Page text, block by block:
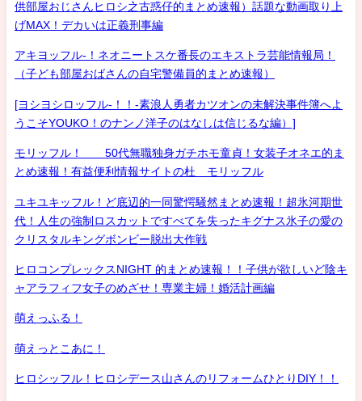
供部屋おじさんヒロシ之古惑仔的まとめ速報）話題な動画取り上
げMAX！デカいは正義刑事編
アキヨッフル-！ネオニートスケ番長のエキストラ芸能情報局！
（子ども部屋おばさんの自宅警備員的まとめ速報）
[ヨシヨシロッフル-！！-素浪人勇者カツオンの未解決事件簿へよ
うこそYOUKO！のナンノ洋子のはなしは信じるな編）]
モリッフル！ 50代無職独身ガチホモ童貞！女装子オネエ的ま
とめ速報！有益便利情報サイトの杜 モリッフル
ユキユキッフル！ど底辺的一同驚愕騒然まとめ速報！超氷河期世
代！人生の強制ロスカットですべてを失ったキグナス氷子の愛の
クリスタルキングボンビー脱出大作戦
ヒロコンプレックスNIGHT 的まとめ速報！！子供が欲しいど陰キ
ャアラフィフ女子のめざせ！専業主婦！婚活計画編
萌えっふる！
萌えっとこあに！
ヒロシッフル！ヒロシデース山さんのリフォームひとりDIY！！